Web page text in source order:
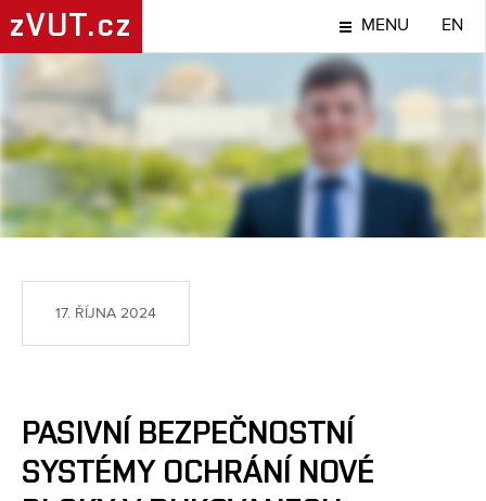
zVUT.cz MENU EN
TÉMA
17. ŘÍJNA 2024
PASIVNÍ BEZPEČNOSTNÍ
SYSTÉMY OCHRÁNÍ NOVÉ